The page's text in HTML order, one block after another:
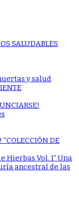
SALUDABLES
y salud
“COLECCIÓN DE
Hierbas Vol. 1” Una
ancestral de las